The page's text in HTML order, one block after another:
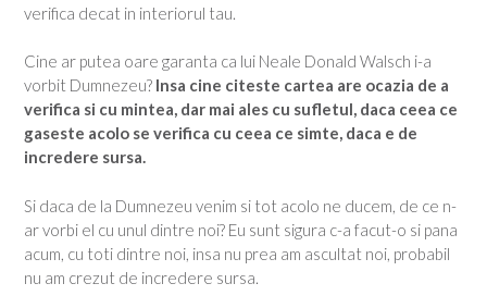
verifica decat in interiorul tau.
Cine ar putea oare garanta ca lui Neale Donald Walsch i-a
vorbit Dumnezeu? Insa cine citeste cartea are ocazia de a
verifica si cu mintea, dar mai ales cu sufletul, daca ceea ce
gaseste acolo se verifica cu ceea ce simte, daca e de
incredere sursa.
Si daca de la Dumnezeu venim si tot acolo ne ducem, de ce n-
ar vorbi el cu unul dintre noi? Eu sunt sigura c-a facut-o si pana
acum, cu toti dintre noi, insa nu prea am ascultat noi, probabil
nu am crezut de incredere sursa.